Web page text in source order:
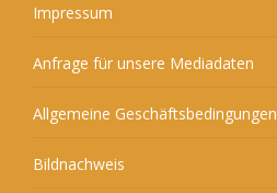
Impressum
Anfrage für unsere Mediadaten
Allgemeine Geschäftsbedingungen
Bildnachweis